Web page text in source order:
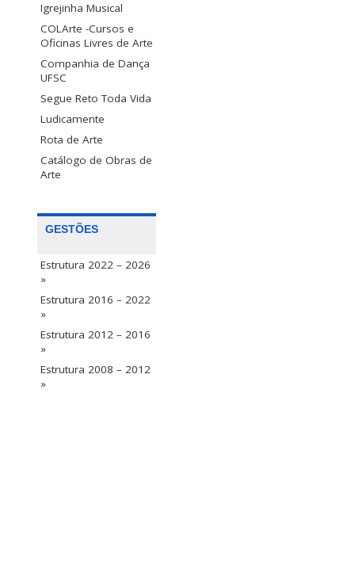
Igrejinha Musical
COLArte -Cursos e
Oficinas Livres de Arte
Companhia de Dança
UFSC
Segue Reto Toda Vida
Ludicamente
Rota de Arte
Catálogo de Obras de
Arte
GESTÕES
Estrutura 2022 – 2026
»
Estrutura 2016 – 2022
»
Estrutura 2012 – 2016
»
Estrutura 2008 – 2012
»